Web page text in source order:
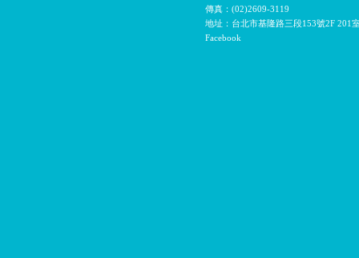
傳真：(02)2609-3119
地址：台北市基隆路三段153號2F 201
Facebook